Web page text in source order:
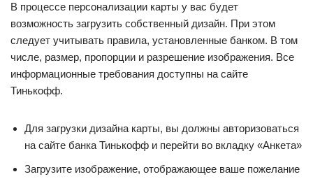
В процессе персонализации карты у вас будет
возможность загрузить собственный дизайн. При этом
следует учитывать правила, установленные банком. В том
числе, размер, пропорции и разрешение изображения. Все
информационные требования доступны на сайте
Тинькофф.
Для загрузки дизайна карты, вы должны авторизоваться
на сайте банка Тинькофф и перейти во вкладку «Анкета»
Загрузите изображение, отображающее ваше пожелание